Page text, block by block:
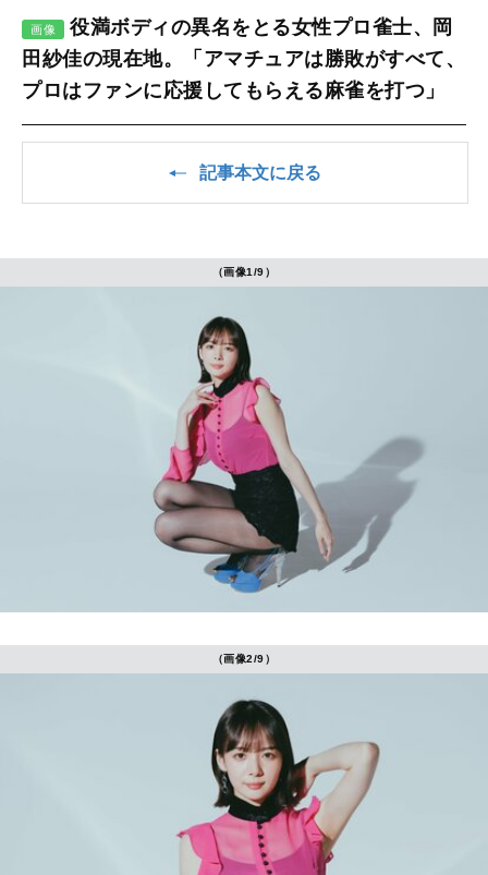
画像
役満ボディの異名をとる女性プロ雀士、岡
田紗佳の現在地。「アマチュアは勝敗がすべて、
プロはファンに応援してもらえる麻雀を打つ」
記事本文に戻る
（画像1/9）
（画像2/9）